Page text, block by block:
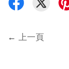
← 上一頁